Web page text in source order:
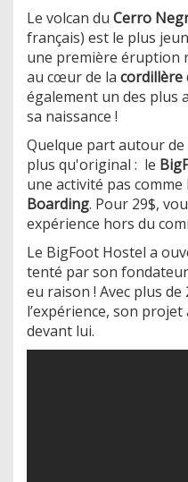
Le volcan du Cerro
français) est le plus
une première éruption
au cœur de la cordillère
également un des plus
sa naissance !
Quelque part autour
plus qu'original : le
une activité pas comme
Boarding. Pour 29$,
expérience hors du
Le BigFoot Hostel a
tenté par son fondateur
eu raison ! Avec plus
l’expérience, son
devant lui.